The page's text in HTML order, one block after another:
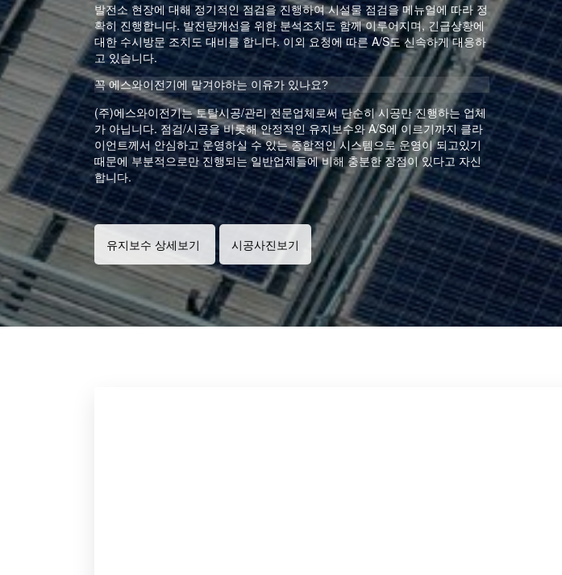
발전소 현장에 대해 정기적인 점검을 진행하여 시설물 점검을 메뉴얼에 따라 정
확히 진행합니다. 발전량개선을 위한 분석조치도 함께 이루어지며, 긴급상황에
대한 수시방문 조치도 대비를 합니다. 이외 요청에 따른 A/S도 신속하게 대응하
고 있습니다.
꼭 에스와이전기에 맡겨야하는 이유가 있나요?
(주)에스와이전기는 토탈시공/관리 전문업체로써 단순히 시공만 진행하는 업체
가 아닙니다. 점검/시공을 비롯해 안정적인 유지보수와 A/S에 이르기까지 클라
이언트께서 안심하고 운영하실 수 있는 종합적인 시스템으로 운영이 되고있기
때문에 부분적으로만 진행되는 일반업체들에 비해 충분한 장점이 있다고 자신
합니다.
유지보수 상세보기 시공사진보기